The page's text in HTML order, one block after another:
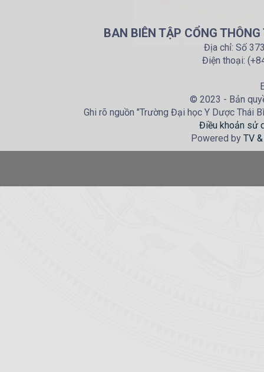
BAN BIÊN TẬP CỔNG
Địa chỉ: Số
Điện thoại:
© 2023 - Bản
Ghi rõ nguồn "Trường Đại học Y Dược Thái
Điều khoản sử
Powered by TV